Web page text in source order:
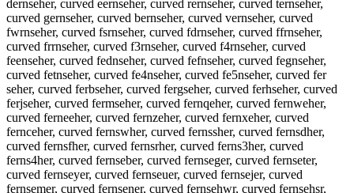
dernseher, curved eernseher, curved rernseher, curved ternseher,
curved gernseher, curved bernseher, curved vernseher, curved
fwrnseher, curved fsrnseher, curved fdrnseher, curved ffrnseher,
curved frrnseher, curved f3rnseher, curved f4rnseher, curved
feenseher, curved fednseher, curved fefnseher, curved fegnseher,
curved fetnseher, curved fe4nseher, curved fe5nseher, curved fer
seher, curved ferbseher, curved fergseher, curved ferhseher, curved
ferjseher, curved fermseher, curved fernqeher, curved fernweher,
curved ferneeher, curved fernzeher, curved fernxeher, curved
fernceher, curved fernswher, curved fernssher, curved fernsdher,
curved fernsfher, curved fernsrher, curved ferns3her, curved
ferns4her, curved fernseber, curved fernseger, curved fernseter,
curved fernseyer, curved fernseuer, curved fernsejer, curved
fernsemer, curved fernsener, curved fernsehwr, curved fernsehsr,